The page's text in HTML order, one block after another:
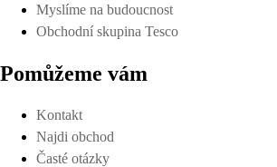
Myslíme na budoucnost
Obchodní skupina Tesco
Pomůžeme vám
Kontakt
Najdi obchod
Časté otázky